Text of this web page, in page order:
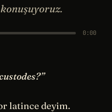
0:00
latince deyim.